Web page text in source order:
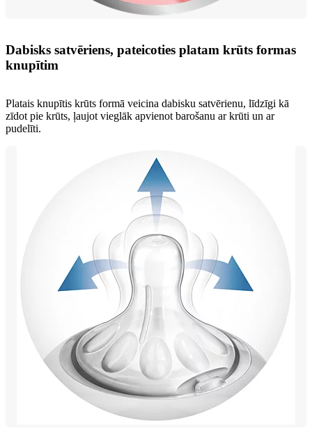
Dabisks satvēriens, pateicoties platam krūts formas
knupītim
Platais knupītis krūts formā veicina dabisku satvērienu, līdzīgi kā
zīdot pie krūts, ļaujot vieglāk apvienot barošanu ar krūti un ar
pudelīti.